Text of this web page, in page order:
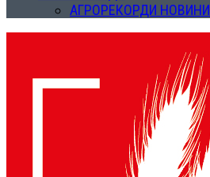
АГРОРЕКОРДИ НОВИНИ